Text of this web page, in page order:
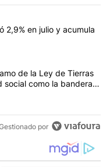
comentarios en los
inflación en CABA
2,9% en julio y acumula
Natalia Volosin el
de la Ley de Tierras
social como la bandera
por